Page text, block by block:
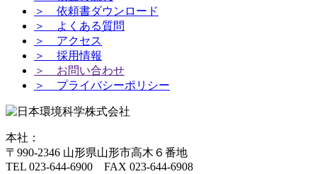
＞ 依頼書ダウンロード
＞ よくある質問
＞ アクセス
＞ 採用情報
＞ お問い合わせ
＞ プライバシーポリシー
本社：
〒990-2346 山形県山形市高木６番地
TEL 023-644-6900 FAX 023-644-6908